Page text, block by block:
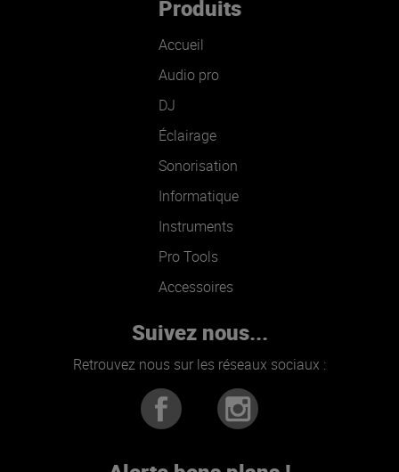
Produits
Accueil
Audio pro
DJ
Éclairage
Sonorisation
Informatique
Instruments
Pro Tools
Accessoires
Suivez nous...
Retrouvez nous sur les réseaux sociaux :